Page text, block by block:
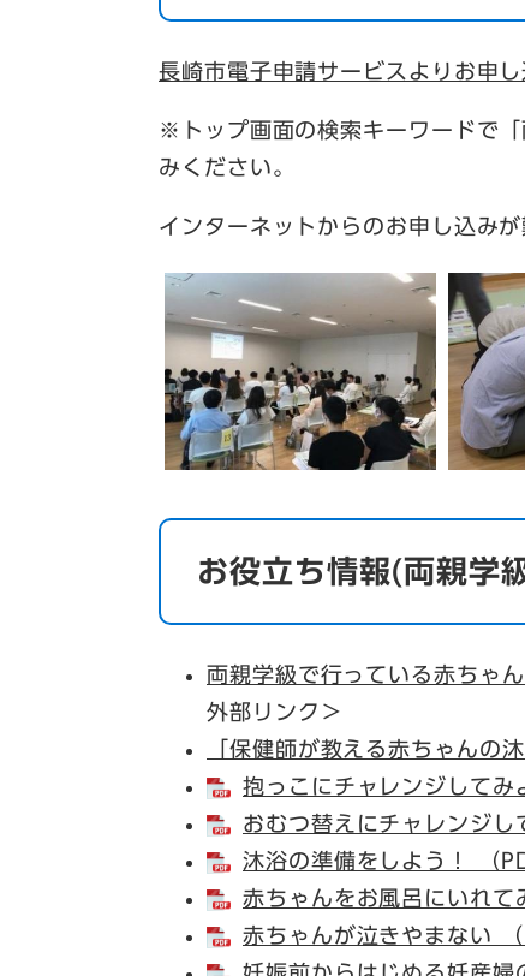
長崎市電子申請サービスよりお申し
※トップ画面の検索キーワードで
みください。
インターネットからのお申し込み
お役立ち情報(両親学
両親学級で行っている赤ちゃ
外部リンク＞
「保健師が教える赤ちゃんの
抱っこにチャレンジして
おむつ替えにチャレンジ
沐浴の準備をしよう！ （
赤ちゃんをお風呂にいれ
赤ちゃんが泣きやまない